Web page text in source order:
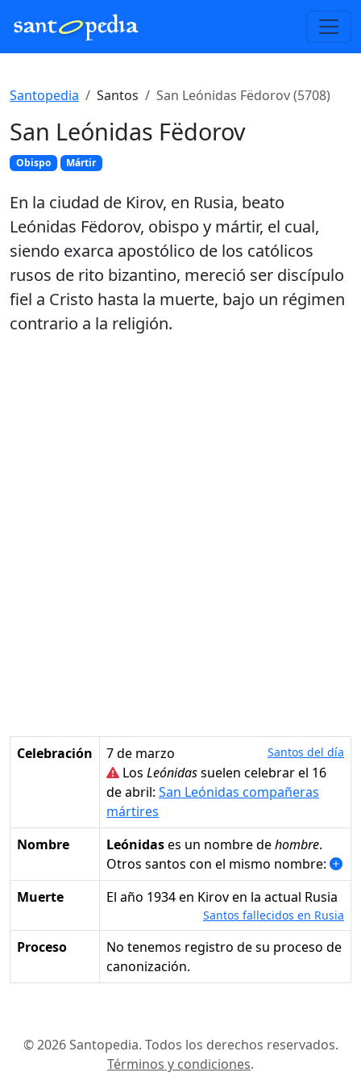
Santopedia Santos San Leónidas Fëdorov (5708)
San Leónidas Fëdorov
Obispo Mártir
En la ciudad de Kirov, en Rusia, beato
Leónidas Fëdorov, obispo y mártir, el cual,
siendo exarca apostólico de los católicos
rusos de rito bizantino, mereció ser discípulo
fiel a Cristo hasta la muerte, bajo un régimen
contrario a la religión.
Celebración 7 de marzo Santos del día
Los Leónidassuelen celebrar el 16
de abril: San Leónidas compañeras
mártires
Nombre
Leónidases un nombre dehombre.
Otros santos con el mismo nombre:
Muerte
el año 1934 en Kirov en la actual Rusia
Santos fallecidos en Rusia
Proceso
No tenemos registro de su proceso de
canonización.
© 2026 Santopedia. Todos los derechos reservados.
Términos y condiciones.